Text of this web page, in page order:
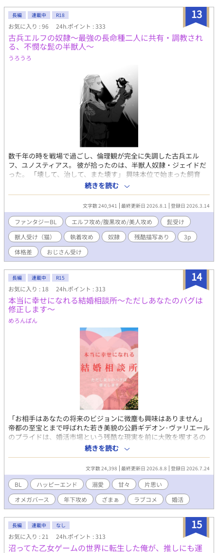
13
長編 連載中 R18
お気に入り : 96 24h.ポイント : 333
古兵エルフの奴隷～最強の長命種二人に共有・調教され
る、不憫な髭の半獣人～
うろうろ
数千年の時を戦場で過ごし、倫理観が完全に失調した古兵エル
フ、ユノスティアス。 彼が拾ったのは、半獣人奴隷・ジェイドだ
った。 「壊して、治して、また壊す」 興味本位で始まった飼育
は、やがて戦友であるもう一人の古兵エルフのランティスドール
をも巻き込み、歪な共有生活へと変貌していく。 【属性・要素】
・最強エルフ攻め×2 ✕ 髭の半獣人受け ・倫理観ゼロ。調教と執
着と歪んだ溺愛 ・※無理やり、軽微のスカトロ、流血、残酷表現
を含みます。 ・別作『最強の狂紳士冒険者は〜』のスターシステ
ム採用ですが、未読でも全く問題ありません。 ※直接的な性描写
有る回には＊有り。 ※現在まったり更新中 続きが気になる方は、
ぜひ『お気に入り』で生存確認を
続きを読む
文字数 240,941 最終更新日 2026.8.1 登録日 2026.3.14
ファンタジーBL エルフ攻め/腹黒攻め/美人攻め
髭受け
獣人受け（猫）
執着攻め 奴隷 残酷描写あり
3p
体格差
おじさん受け
14
長編 連載中 R15
お気に入り : 18 24h.ポイント : 313
本当に幸せになれる結婚相談所～ただしあなたのバグは
修正します～
めろんぱん
「お相手はあなたの将来のビジョンに微塵も興味はありません」
帝都の至宝とまで呼ばれた若き美貌の公爵ギデオン·ヴァリエール
のプライドは、婚活市場という残酷な現実を前に大敗を喫するの
だった―― かつて4度婚約を破棄したギデオンが、じいやに叱ら
れて最後の砦と門を潜った『貴族専門結婚相談所』。 担当の相談
員は可愛いくせに無表情で毒を吐く男、シリルだった。 ヤツの血
の色は緑に違いない！ そう思いながらも、次々に紹介される『理
想のステータス』に心を踊らせながら『無慈悲な現実』に打ちの
めされ、恋のときめきを失っていく。 「次のお約束はございませ
ん」 あと何度、シリルのこの無機質な声に耐えればいいのか……
心が折れかけたその時、シリルから提案された『お見合い&デー
トシミュレーション講習』。 迷えるギデオンが3%引きにまんま
と釣られたその講習の最後に得た、幸せの形とは―― ーーーーー
ーーーーーー エロは事後描写程度です 毎日21:30更新(8/16完結)
全16話＋エピローグ予約投稿済みです
続きを読む
文字数 24,398 最終更新日 2026.8.8 登録日 2026.7.24
BL ハッピーエンド 溺愛 甘々
片思い
オメガバース
年下攻め ざまぁ ラブコメ 婚活
15
長編 連載中 なし
お気に入り : 21 24h.ポイント : 313
沼ってた乙女ゲームの世界に転生した俺が、推しにも運